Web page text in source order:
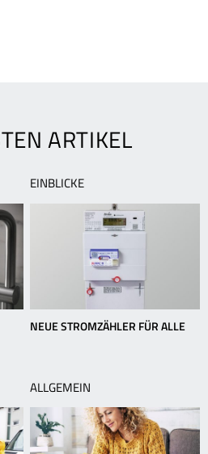
ARTIKEL
EINBLICKE
NEUE STROMZÄHLER FÜR ALLE
ALLGEMEIN